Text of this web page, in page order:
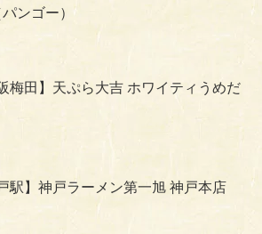
ンゴー）
梅田】天ぷら大吉 ホワイティうめだ
駅】神戸ラーメン第一旭 神戸本店